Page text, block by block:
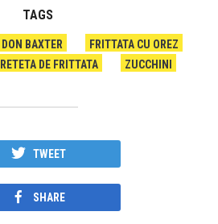
TAGS
DON BAXTER
FRITTATA CU OREZ
RETETA DE FRITTATA ZUCCHINI
TWEET
SHARE